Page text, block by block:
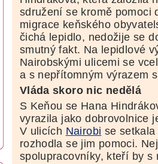
sdružení se kromě pomoci
migrace keňského
čichá lepidlo, nedožije se
smutný fakt. Na lepidlové
Nairobskými ulicemi se
a s nepřítomným výrazem
Vláda skoro nic nedělá
S Keňou se Hana
vyrazila jako dobrovolnice
V ulicích Nairobi se
rozhodla se jim pomoci.
spolupracovníky, kteří by s